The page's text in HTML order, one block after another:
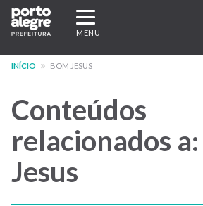
Pular
para
conteúdo
Expandir/recolher
navegação
MENU
INÍCIO BOM JESUS
Conteúdos
relacionados
Jesus